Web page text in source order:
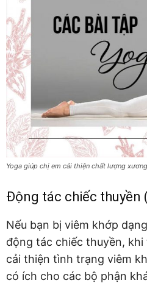
Yoga giúp chị em cải thiện chất lượng
Động tác chiếc thuyền
Nếu bạn bị viêm khớp
động tác chiếc thuyền,
cải thiện tình trạng viêm
có ích cho các bộ phận